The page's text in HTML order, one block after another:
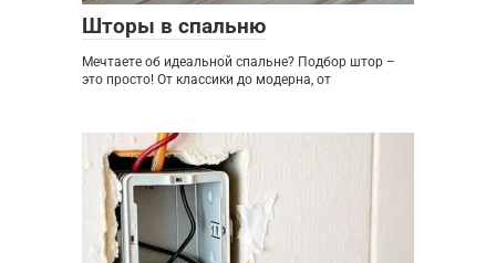
Шторы в спальню
Мечтаете об идеальной спальне? Подбор штор –
это просто! От классики до модерна, от